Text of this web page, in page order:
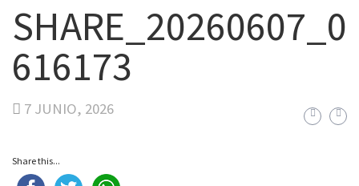
SHARE_20260607_0
616173
7 JUNIO, 2026
Share this...